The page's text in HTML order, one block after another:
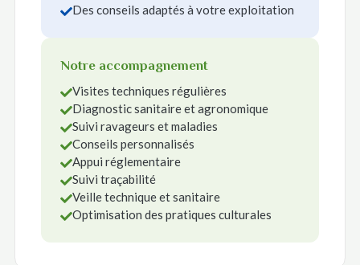
Des conseils adaptés à votre exploitation
Notre accompagnement
Visites techniques régulières
Diagnostic sanitaire et agronomique
Suivi ravageurs et maladies
Conseils personnalisés
Appui réglementaire
Suivi traçabilité
Veille technique et sanitaire
Optimisation des pratiques culturales